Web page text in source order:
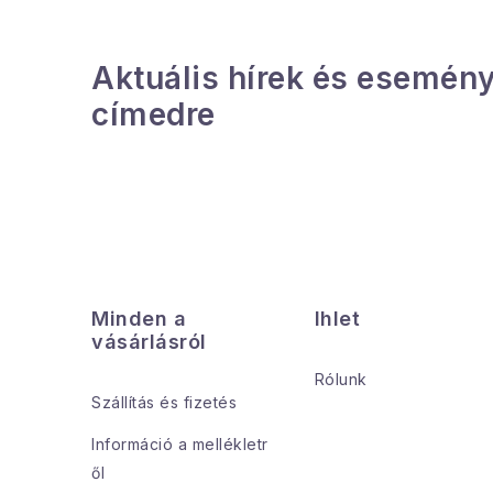
Aktuális hírek és
címedre
Minden a
vásárlásról
Szállítás és fizetés
Információ a mellékletr
ől
Ihlet
Rólunk